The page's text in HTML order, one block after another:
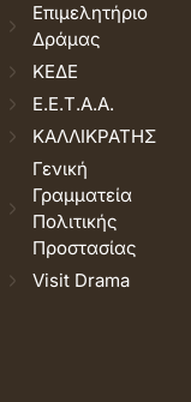
Επιμελητήριο
Δράμας
ΚΕΔΕ
Ε.Ε.Τ.Α.Α.
ΚΑΛΛΙΚΡΑΤΗΣ
Γενική
Γραμματεία
Πολιτικής
Προστασίας
Visit Drama